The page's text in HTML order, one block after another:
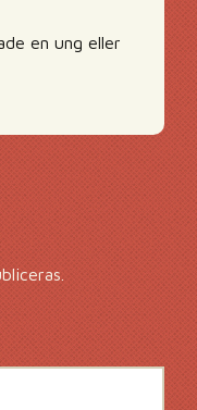
en ung eller